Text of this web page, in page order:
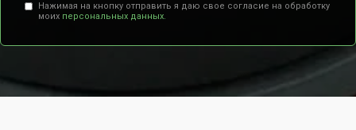
Нажимая на кнопку отправить я даю свое согласие на обработку
моих персональных данных.